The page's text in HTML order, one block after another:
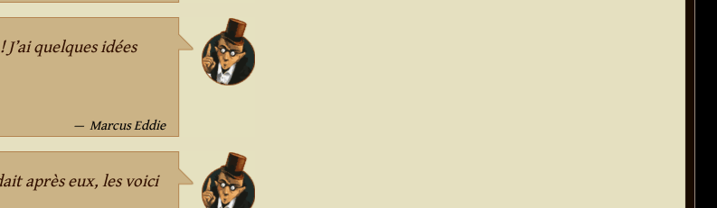
quelques idées
Marcus Eddie
après eux, les voici